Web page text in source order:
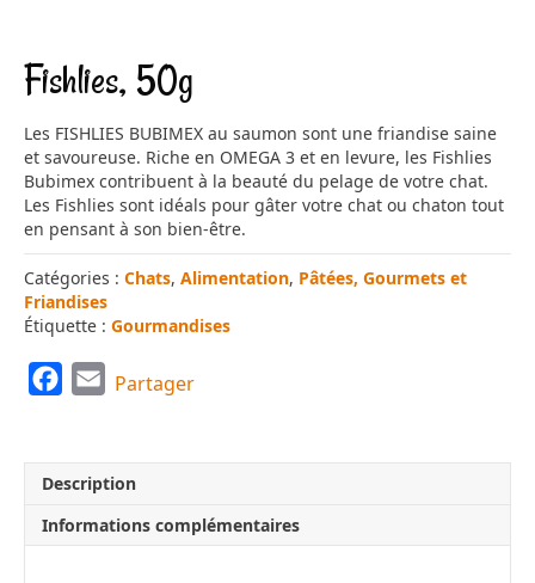
Fishlies, 50g
Les FISHLIES BUBIMEX au saumon sont une friandise saine
et savoureuse. Riche en OMEGA 3 et en levure, les Fishlies
Bubimex contribuent à la beauté du pelage de votre chat.
Les Fishlies sont idéals pour gâter votre chat ou chaton tout
en pensant à son bien-être.
Catégories : Chats, Alimentation, Pâtées, Gourmets et
Friandises
Étiquette : Gourmandises
e
b
o
i
Partager
Description
Informations complémentaires